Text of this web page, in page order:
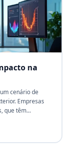
na
cenário de
Empresas
que têm